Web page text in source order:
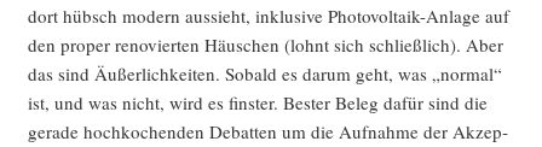
dort hübsch modern aus­sieht, inklu­si­ve Pho­to­vol­ta­ik-Anla­ge auf
den pro­per reno­vier­ten Häus­chen (lohnt sich schließ­lich). Aber
das sind Äußer­lich­kei­ten. Sobald es dar­um geht, was „nor­mal“
ist, und was nicht, wird es fins­ter. Bes­ter Beleg dafür sind die
gera­de hoch­ko­chen­den Debat­ten um die Auf­nah­me der Akzep­